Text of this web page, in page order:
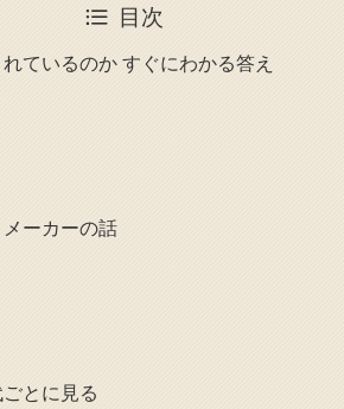
目次
ているのか すぐにわかる答え
ーカーの話
とに見る